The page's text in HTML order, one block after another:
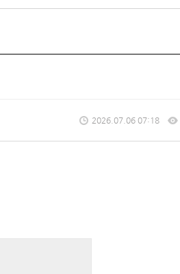
2026.07.06 07:18